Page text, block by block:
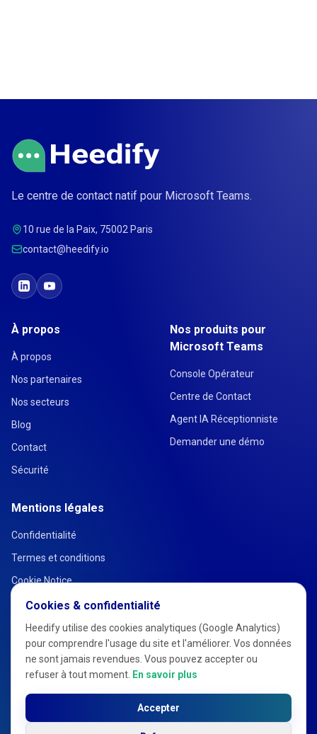
Le centre de contact natif pour Microsoft Teams.
10 rue de la Paix, 75002 Paris
contact@heedify.io
À propos
À propos
Nos partenaires
Nos secteurs
Blog
Contact
Sécurité
Nos produits pour
Microsoft Teams
Console Opérateur
Centre de Contact
Agent IA Réceptionniste
Demander une démo
Mentions légales
Confidentialité
Termes et conditions
Cookie Notice
© 2026 Heedify. Tous droits réservés.
Cookies & confidentialité
Heedify utilise des cookies analytiques (Google Analytics)
pour comprendre l'usage du site et l'améliorer. Vos données
ne sont jamais revendues. Vous pouvez accepter ou
refuser à tout moment. En savoir plus
Accepter